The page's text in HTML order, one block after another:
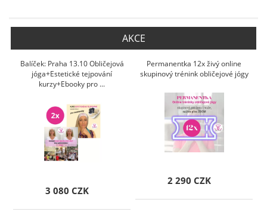
AKCE
Balíček: Praha 13.10 Obličejová
jóga+Estetické tejpování
kurzy+Ebooky pro ...
3 080 CZK
Permanentka 12x živý online
skupinový trénink obličejové jógy
2 290 CZK